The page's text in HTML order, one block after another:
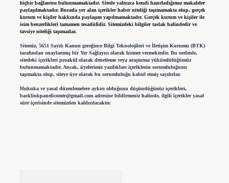
hiçbir bağlantısı bulunmamaktadır. Sitede yalnızca kendi hazırladığımız makaleler
paylaşılmaktadır. Burada yer alan içerikler haber niteliği taşımamakta olup, gerçek
kurum ve kişiler hakkında paylaşım yapılmamaktadır. Gerçek kurum ve kişiler ile
isim benzerlikleri tamamen tesadüfidir. Sitemizdeki bilgiler taslak halindedir ve
tavsiye niteliği taşımazlar.
Sitemiz, 5651 Sayılı Kanun gereğince Bilgi Teknolojileri ve İletişim Kurumu (BTK)
tarafından onaylanmış bir Yer Sağlayıcı olarak hizmet vermektedir. Bu nedenle,
sitedeki içerikleri proaktif olarak denetleme veya araştırma yükümlülüğümüz
bulunmamaktadır. Ancak, üyelerimiz yazdıkları içeriklerin sorumluluğunu
taşımakta olup, siteye üye olarak bu sorumluluğu kabul etmiş sayılırlar.
Hukuka ve yasal düzenlemelere aykırı olduğunu düşündüğünüz içerikleri,
backlinkpanelicomtr@gmail.comadresine bildirmeniz halinde, ilgili içerikler yasal
süre içerisinde sitemizden kaldırılacaktır.